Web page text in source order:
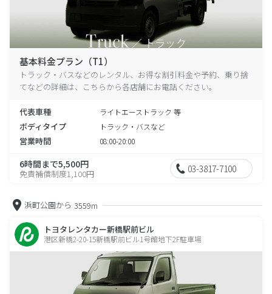
基本料金プラン（T1）
トラック・バスなどのレンタル、お得な割引料金や予約、乗り捨
てなどの詳細は、こちらから各店舗にお電話ください。
代表車種 ライトエーストラック 等
ボディタイプ トラック・バスなど
営業時間 08:00-20:00
6時間まで5,500円
免責補償制度1,100円 03-3817-7100
浜町公園から 3559m
トヨタレンタカー新橋駅前ビル
港区新橋2-20-15新橋駅前ビル1号館地下2F駐車場